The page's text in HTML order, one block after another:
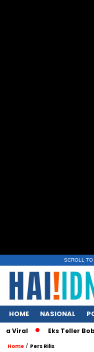
SCROLL TO
HOME NASIONAL
Eks Teller Bobol
Home / Pers Rilis